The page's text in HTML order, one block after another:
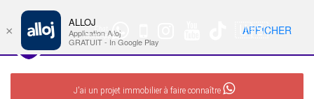
WhatsApp
🇺🇸 Nav
J'ai un projet immobilier à faire connaître
×
ALLOJ
Application Alloj
GRATUIT - In Google Play
AFFICHER